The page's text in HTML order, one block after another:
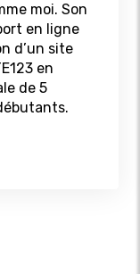
moi. Son
en ligne
d’un site
en
de 5